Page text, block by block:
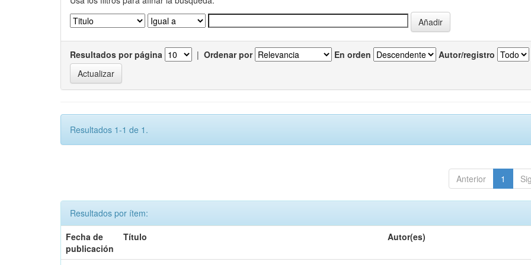
Resultados por página | Ordenar por En orden Autor/registro
Resultados 1-1 de 1.
Anterior 1
Resultados por ítem:
Fecha de
publicación
Título Autor(es)